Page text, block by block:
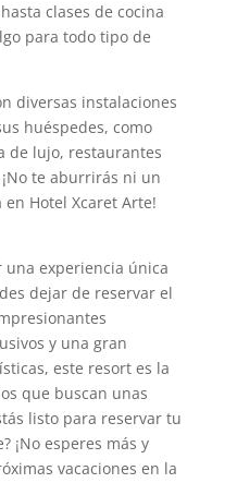
clases de cocina
para todo tipo de
diversas instalaciones
huéspedes, como
de lujo, restaurantes
te aburrirás ni un
Hotel Xcaret Arte!
experiencia única
dejar de reservar el
y una gran
este resort es la
que buscan unas
listo para reservar tu
¡No esperes más y
vacaciones en la